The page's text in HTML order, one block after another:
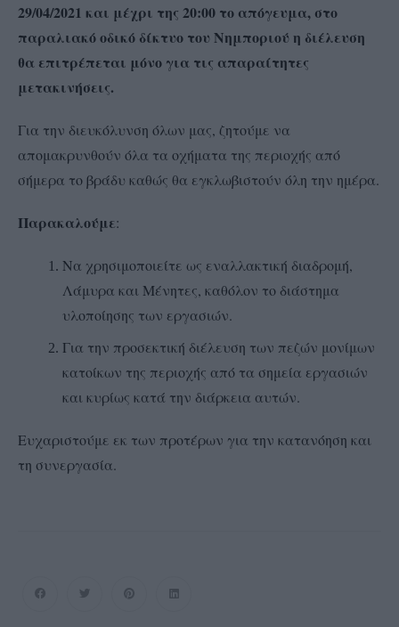
29/04/2021 και μέχρι της 20:00 το απόγευμα, στο
παραλιακό οδικό δίκτυο του Νημποριού η διέλευση
θα επιτρέπεται μόνο για τις απαραίτητες
μετακινήσεις.
Για την διευκόλυνση όλων μας, ζητούμε να
απομακρυνθούν όλα τα οχήματα της περιοχής από
σήμερα το βράδυ καθώς θα εγκλωβιστούν όλη την ημέρα.
Παρακαλούμε:
Να χρησιμοποιείτε ως εναλλακτική διαδρομή,
Λάμυρα και Μένητες, καθόλον το διάστημα
υλοποίησης των εργασιών.
Για την προσεκτική διέλευση των πεζών μονίμων
κατοίκων της περιοχής από τα σημεία εργασιών
και κυρίως κατά την διάρκεια αυτών.
Ευχαριστούμε εκ των προτέρων για την κατανόηση και
τη συνεργασία.